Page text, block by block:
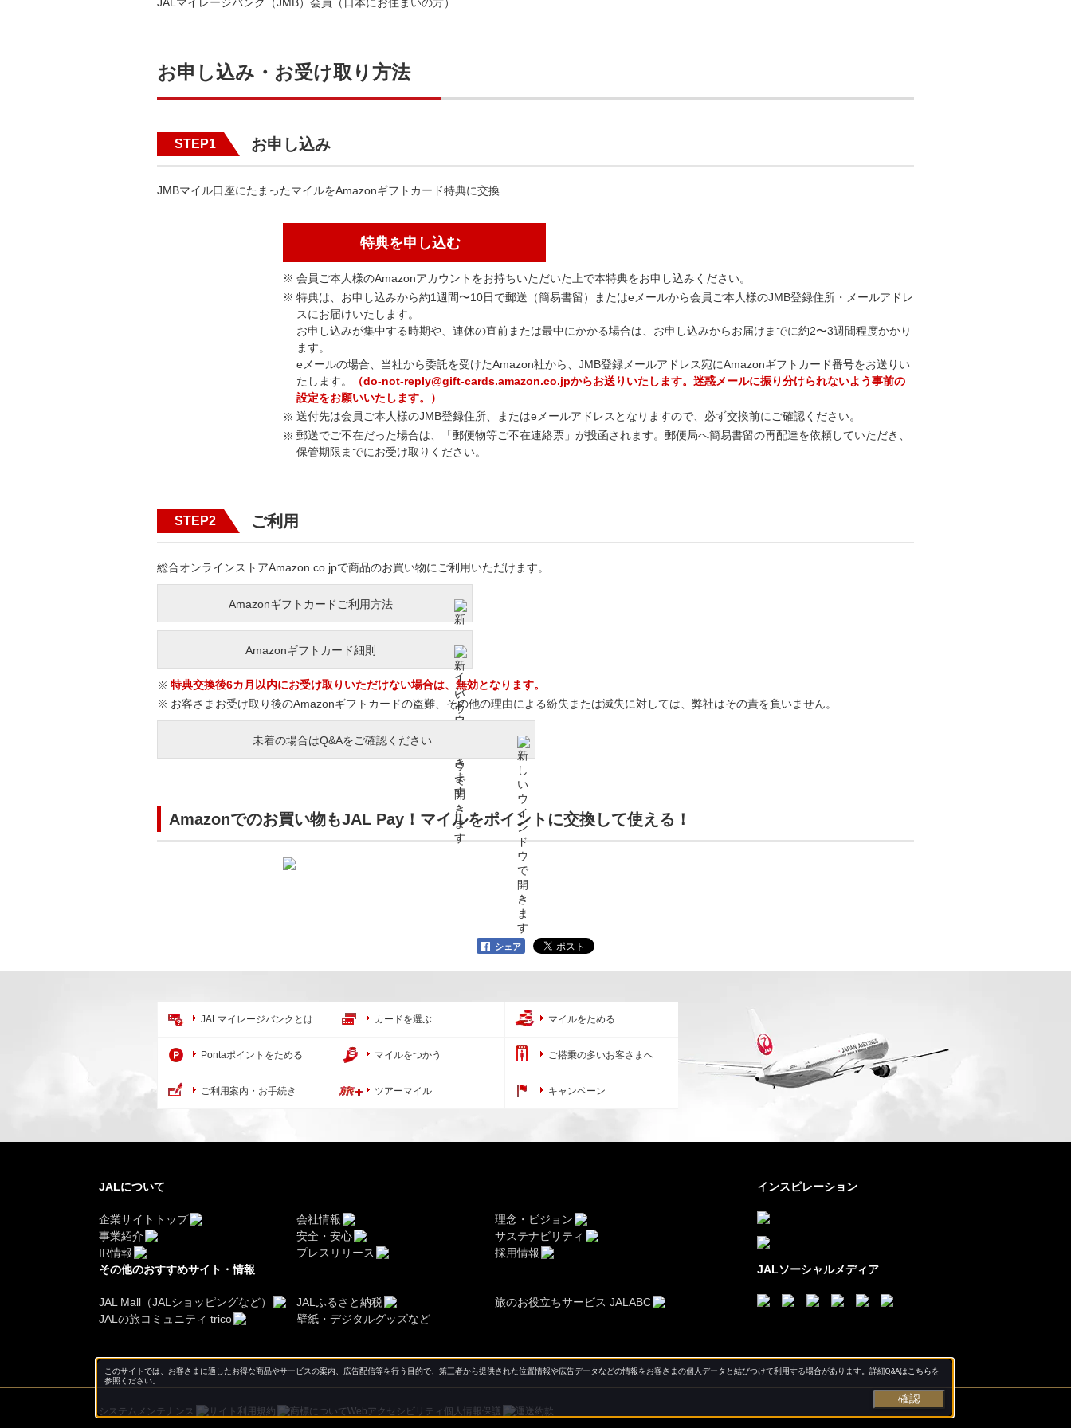
お申し込み・お受け取り方法
STEP1 お申し込み
JMBマイル口座にたまったマイルをAmazonギフトカード特典に交換
特典を申し込む
会員ご本人様のAmazonアカウントをお持ちいただいた上で本特典をお申し込みください。
特典は、お申し込みから約1週間〜10日で郵送（簡易書留）またはeメールから会員ご本人様のJMB登録住所・メールアドレ
スにお届けいたします。
お申し込みが集中する時期や、連休の直前または最中にかかる場合は、お申し込みからお届けまでに約2〜3週間程度かかり
ます。
eメールの場合、当社から委託を受けたAmazon社から、JMB登録メールアドレス宛にAmazonギフトカード番号をお送りい
たします。
（do-not-reply@gift-cards.amazon.co.jpからお送りいたします。迷惑メールに振り分けられないよう事前の
設定をお願いいたします。）
送付先は会員ご本人様のJMB登録住所、またはeメールアドレスとなりますので、必ず交換前にご確認ください。
郵送でご不在だった場合は、「郵便物等ご不在連絡票」が投函されます。郵便局へ簡易書留の再配達を依頼していただき、
保管期限までにお受け取りください。
STEP2 ご利用
総合オンラインストアAmazon.co.jpで商品のお買い物にご利用いただけます。
Amazonギフトカードご利用方法
Amazonギフトカード細則
特典交換後6カ月以内にお受け取りいただけない場合は、無効となります。
お客さまお受け取り後のAmazonギフトカードの盗難、その他の理由による紛失または滅失に対しては、弊社はその責を負いません。
未着の場合はQ&Aをご確認ください
Amazonでのお買い物もJAL Pay！マイルをポイントに交換して使える！
シェア
JALマイレージバンクとは カードを選ぶ マイルをためる
Pontaポイントをためる マイルをつかう ご搭乗の多いお客さまへ
ご利用案内・お手続き ツアーマイル キャンペーン
JALについて
企業サイトトップ 会社情報
理念・ビジョン
事業紹介
安全・安心
サステナビリティ
IR情報
プレスリリース 採用情報
インスピレーション
その他のおすすめサイト・情報
JAL Mall（JALショッピングなど） JALふるさと納税
旅のお役立ちサービス JALABC
JALの旅コミュニティ trico
壁紙・デジタルグッズなど
JALソーシャルメディア
システムメンテナンス サイト利用規約 商標についてWebアクセシビリティ 個人情報保護
運送約款
このサイトでは、お客さまに適したお得な商品やサービスの案内、広告配信等を行う目的で、第三者から提供された位置情報や広告データなどの情報をお客さまの個人データと結びつけて利用する場合があります。詳細Q&Aは こちらを
参照ください。
確認